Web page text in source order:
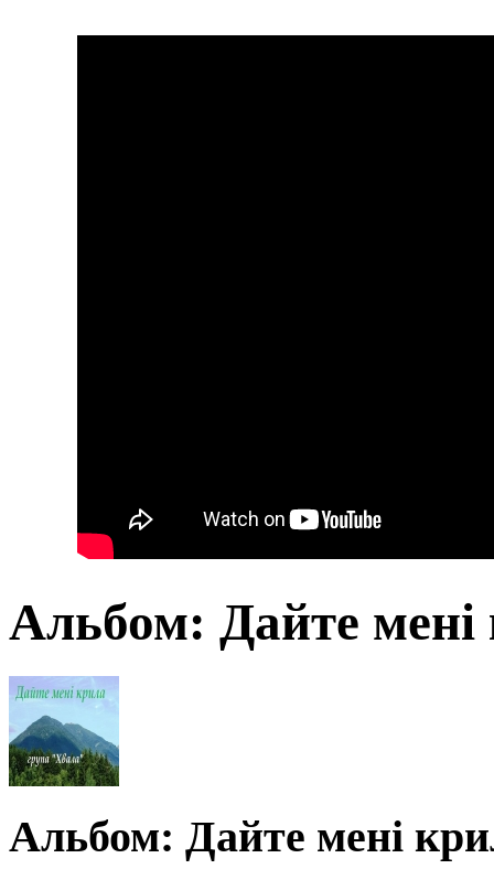
Альбом: Дайте мені
Альбом: Дайте мені